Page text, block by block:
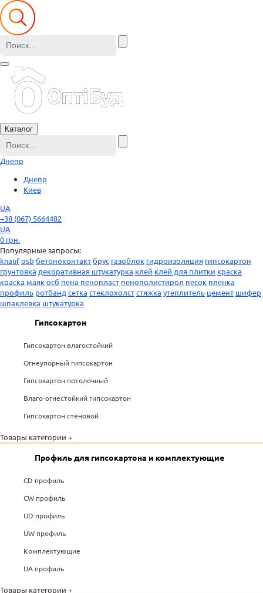
Каталог
Днепр
Днепр
Киев
UA
+38 (067) 5664482
UA
0 грн.
Популярные запросы:
knaufosb бетоноконтактбрус газоблок гидроизоляция гипсокартон
грунтовка декоративная штукатурка клей клей для плитки краска
краска маякосб пена пенопласт пенополистирол песок пленка
профиль ротбанд сетка стеклохолстстяжка утеплитель цемент шифер
шпаклевка штукатурка
Гипсокартон
Гипсокартон влагостойкий
Огнеупорный гипсокартон
Гипсокартон потолочный
Влаго-огнестойкий гипсокартон
Гипсокартон стеновой
Товары категории +
Профиль для гипсокартона и комплектующие
CD профиль
CW профиль
UD профиль
UW профиль
Комплектующие
UA профиль
Товары категории +